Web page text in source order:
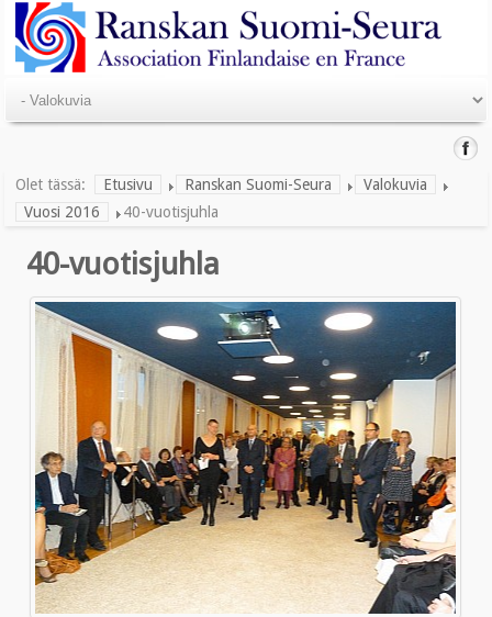
Olet tässä: Etusivu Ranskan Suomi-Seura
Valokuvia
Vuosi 2016
40-vuotisjuhla
40-vuotisjuhla